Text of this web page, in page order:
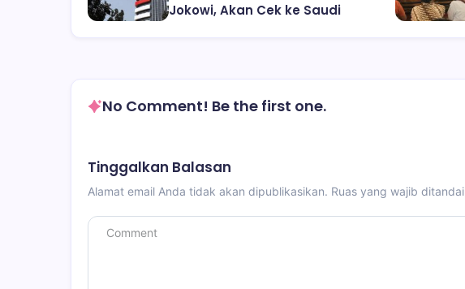
Jokowi, Akan Cek ke Saudi
No Comment! Be the first one.
Tinggalkan Balasan
Alamat email Anda tidak akan dipublikasikan. Ruas yang wajib ditandai